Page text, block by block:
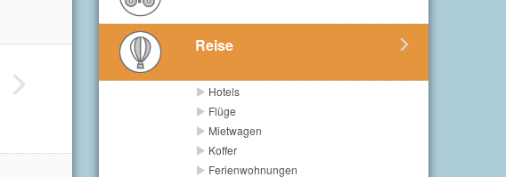
Reise
Hotels
Flüge
Mietwagen
Koffer
Ferienwohnungen